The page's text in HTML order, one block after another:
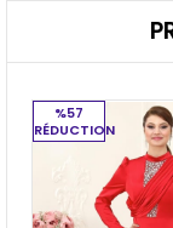
%57
RÉDUCTION